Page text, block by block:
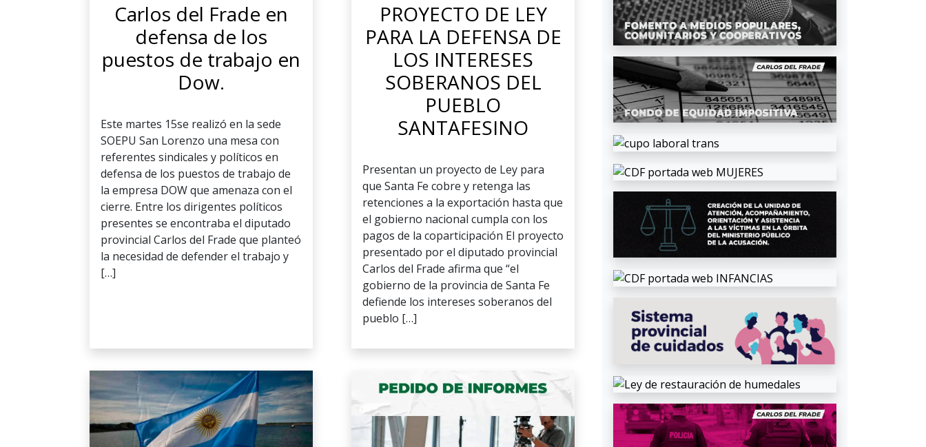
Carlos del Frade en
defensa de los
puestos de trabajo en
Dow.
Este martes 15se realizó en la sede
SOEPU San Lorenzo una mesa con
referentes sindicales y políticos en
defensa de los puestos de trabajo de
la empresa DOW que amenaza con el
cierre. Entre los dirigentes políticos
presentes se encontraba el diputado
provincial Carlos del Frade que planteó
la necesidad de defender el trabajo y
[…]
PROYECTO DE LEY
PARA LA DEFENSA DE
LOS INTERESES
SOBERANOS DEL
PUEBLO
SANTAFESINO
Presentan un proyecto de Ley para
que Santa Fe cobre y retenga las
retenciones a la exportación hasta que
el gobierno nacional cumpla con los
pagos de la coparticipación El proyecto
presentado por el diputado provincial
Carlos del Frade afirma que “el
gobierno de la provincia de Santa Fe
defiende los intereses soberanos del
pueblo […]